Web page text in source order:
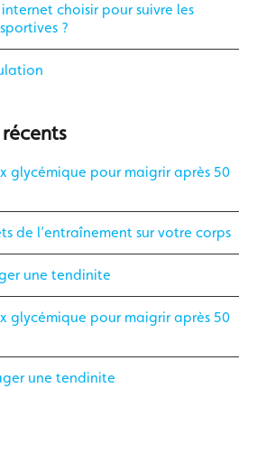
choisir pour suivre les
?
glycémique pour maigrir après 50
de l’entraînement sur votre corps
une tendinite
glycémique pour maigrir après 50
une tendinite